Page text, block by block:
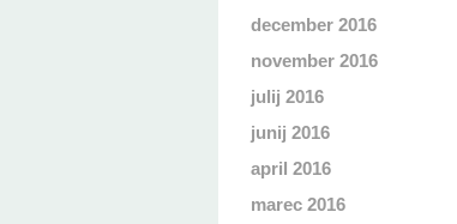
december 2016
november 2016
julij 2016
junij 2016
april 2016
marec 2016